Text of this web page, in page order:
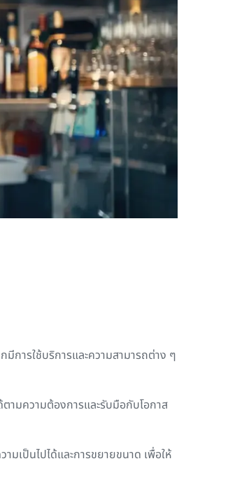
การใช้บริการและความสามารถต่าง ๆ
ามความต้องการและรับมือกับโอกาส
มเป็นไปได้และการขยายขนาด เพื่อให้